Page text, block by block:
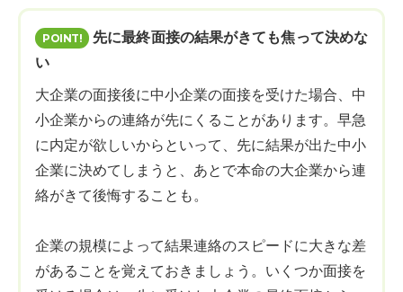
先に最終面接の結果がきても焦って決めな
い
大企業の面接後に中小企業の面接を受けた場合、中
小企業からの連絡が先にくることがあります。早急
に内定が欲しいからといって、先に結果が出た中小
企業に決めてしまうと、あとで本命の大企業から連
絡がきて後悔することも。
企業の規模によって結果連絡のスピードに大きな差
があることを覚えておきましょう。いくつか面接を